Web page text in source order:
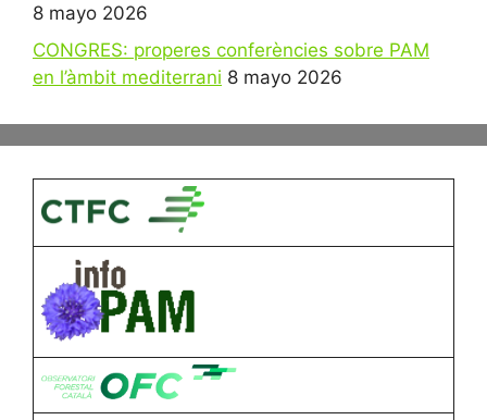
8 mayo 2026
CONGRES: properes conferències sobre PAM
en l’àmbit mediterrani 8 mayo 2026